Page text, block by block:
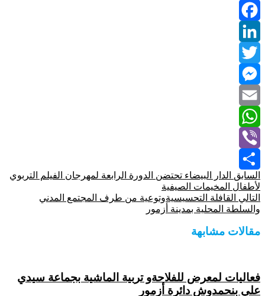
Facebook
LinkedIn
Twitter
Messenger
Email
WhatsApp
Viber
Share
السابق الدار البيضاء تحتضن الدورة الرابعة لمهرجان الفيلم التربوي
لأطفال المخيمات الصيفية
التالي القافلة التحسيسيةوتوعية من طرف المجتمع المدني
والسلطة المحلية بمدينة أزمور
مقالات مشابهة
فعاليات لمعرض للفلاحةو تربية الماشية بجماعة سيدي
علي بنحمدوش دائرة أزمور